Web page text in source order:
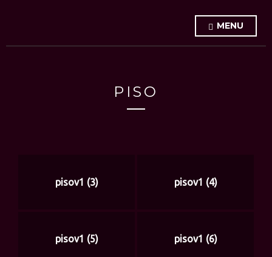
MENU
PISO
pisov1 (3) pisov1 (4)
pisov1 (5) pisov1 (6)